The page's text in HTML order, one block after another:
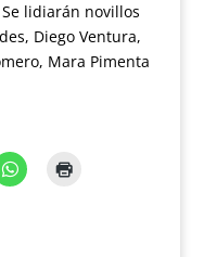
lidiarán novillos
Diego Ventura,
Mara Pimenta